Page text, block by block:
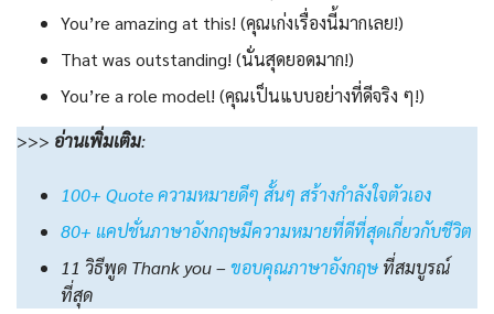
You’re amazing at this! (คุณเก่งเรื่องนี้มากเลย!)
That was outstanding! (นั่นสุดยอดมาก!)
You’re a role model! (คุณเป็นแบบอย่างที่ดีจริง ๆ!)
>>> อ่านเพิ่มเติม:
100+ Quote ความหมายดีๆ สั้นๆ สร้างกำลังใจตัวเอง
80+ แคปชั่นภาษาอังกฤษมีความหมายที่ดีที่สุดเกี่ยวกับชีวิต
11 วิธีพูด Thank you –ขอบคุณภาษาอังกฤษที่สมบูรณ์
ที่สุด